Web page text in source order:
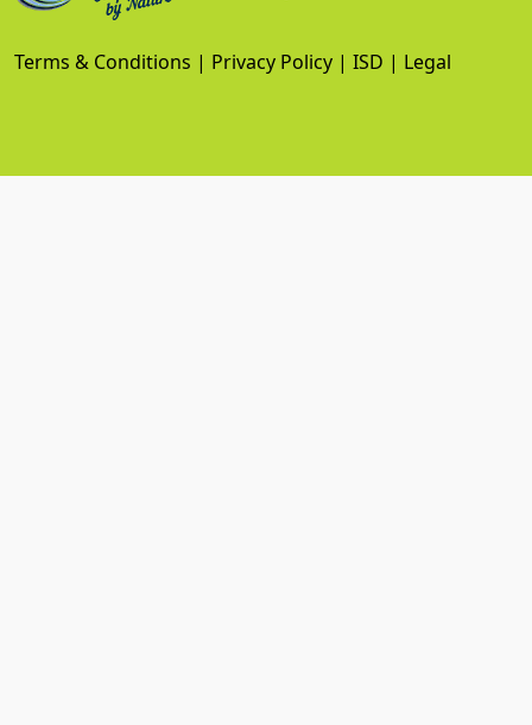
Terms & Conditions | Privacy Policy | ISD | Legal